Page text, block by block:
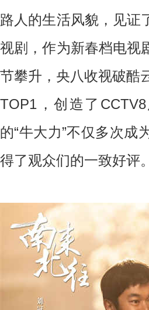
路人的生活风貌，见证
视剧，作为新春档电视
节攀升，央八收视破酷
TOP1，创造了
的“牛大力”不仅多次成
得了观众们的一致好评。